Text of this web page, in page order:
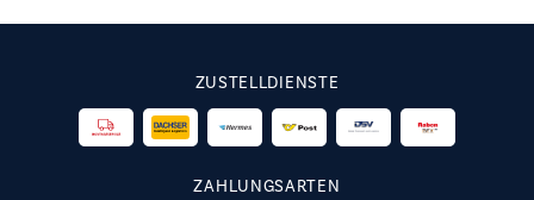
ZUSTELLDIENSTE
ZAHLUNGSARTEN